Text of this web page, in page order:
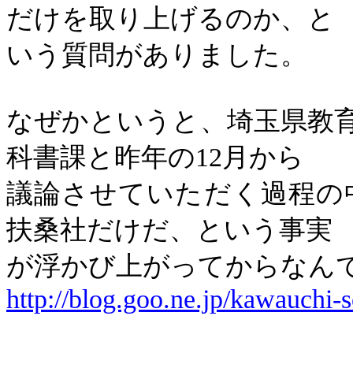
だけを取り上げるのか、と
いう質問がありました。
なぜかというと、埼玉県教
科書課と昨年の12月から
議論させていただく過程
扶桑社だけだ、という事実
が浮かび上がってからなん
http://blog.goo.ne.jp/kawauchi-